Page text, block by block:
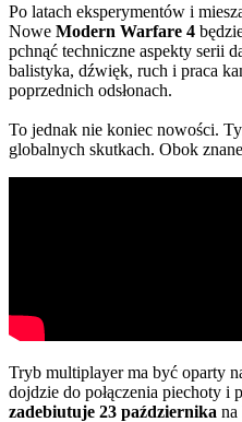
Po latach eksperymentów i
Nowe Modern Warfare 4
pchnąć techniczne aspekty serii
balistyka, dźwięk, ruch i praca
poprzednich odsłonach.
To jednak nie koniec nowości.
globalnych skutkach. Obok
Tryb multiplayer ma być oparty
dojdzie do połączenia piechoty
zadebiutuje 23 października na